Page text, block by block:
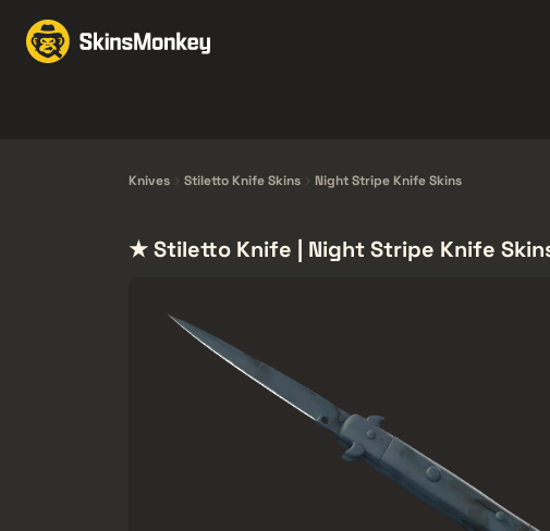
Knives Stiletto Knife Skins Night Stripe Knife Skins
★ Stiletto Knife | Night Stripe Knife